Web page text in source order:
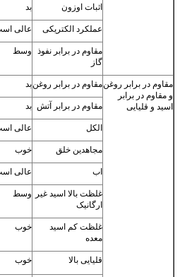
اثبات اوزون بد
عملکرد الکتریکی عالی
مقاوم در برابر نفوذ
گاز
وسط
مقاوم در برابر روغن
و مقاوم در برابر
اسید و قلیایی
مقاوم در برابر روغنبد
مقاوم در برابر آتش بد
الکل عالی
مجاهدین خلق خوب
اب عالی
غلظت بالا اسید غیر
ارگانیک
وسط
غلظت کم اسید
معده
خوب
قلیایی بالا خوب